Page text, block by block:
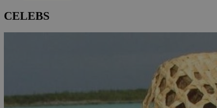
CELEBS